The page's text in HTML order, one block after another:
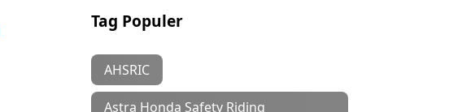
Tag Populer
AHSRIC
Astra Honda Safety Riding